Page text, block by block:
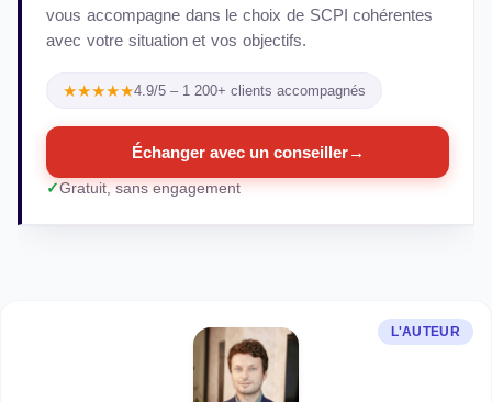
vous accompagne dans le choix de SCPI cohérentes
avec votre situation et vos objectifs.
★★★★★4.9/5 – 1 200+ clients accompagnés
Échanger avec un conseiller→
Gratuit, sans engagement
L'AUTEUR